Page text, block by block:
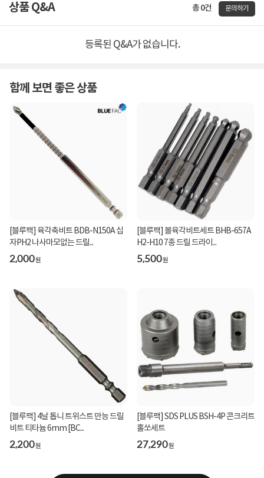
상품 Q&A 총 0건 문의하기
등록된 Q&A가 없습니다.
함께 보면 좋은 상품
[블루팩] 육각축비트 BDB-N150A 십
자PH2 나사마모없는 드릴...
2,000원
[블루팩] 볼육각비트세트 BHB-657A
H2-H10 7종 드릴 드라이...
5,500원
[블루팩] 4날 톱니 트위스트 만능 드릴
비트 티타늄 6mm [BC...
2,200원
[블루팩] SDS PLUS BSH-4P 콘크리트
홀쏘세트
27,290원